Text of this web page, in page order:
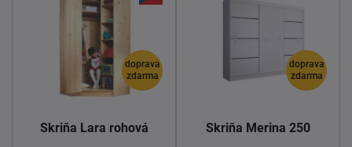
doprava
zdarma
Skriňa Lara rohová
doprava
zdarma
Skriňa Merina 250